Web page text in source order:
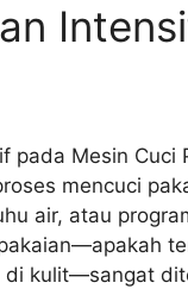
pada Mesin
mencuci
air, atau
di kulit—sangat